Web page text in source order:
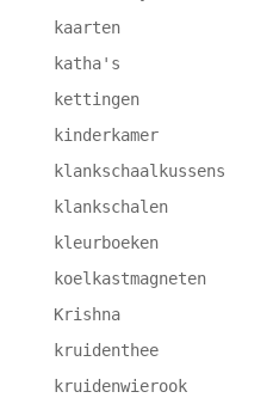
kaarten
katha's
kettingen
kinderkamer
klankschaalkussens
klankschalen
kleurboeken
koelkastmagneten
Krishna
kruidenthee
kruidenwierook